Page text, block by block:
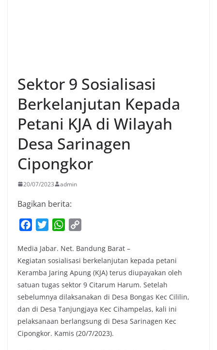
Sektor 9 Sosialisasi
Berkelanjutan Kepada
Petani KJA di Wilayah
Desa Sarinagen
Cipongkor
20/07/2023 admin
Bagikan berita:
c
e
b
o
o
k
i
t
t
e
r
W
a
t
s
A
p
p
p
y
L
n
k
Media Jabar. Net. Bandung Barat –
Kegiatan sosialisasi berkelanjutan kepada petani
Keramba Jaring Apung (KJA) terus diupayakan oleh
satuan tugas sektor 9 Citarum Harum. Setelah
sebelumnya dilaksanakan di Desa Bongas Kec Cililin,
dan di Desa Tanjungjaya Kec Cihampelas, kali ini
pelaksanaan berlangsung di Desa Sarinagen Kec
Cipongkor. Kamis (20/7/2023).